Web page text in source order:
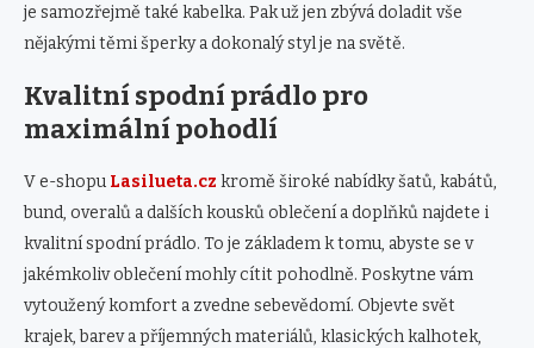
je samozřejmě také kabelka. Pak už jen zbývá doladit vše
nějakými těmi šperky a dokonalý styl je na světě.
Kvalitní spodní prádlo pro
maximální pohodlí
V e-shopu Lasilueta.cz kromě široké nabídky šatů, kabátů,
bund, overalů a dalších kousků oblečení a doplňků najdete i
kvalitní spodní prádlo. To je základem k tomu, abyste se v
jakémkoliv oblečení mohly cítit pohodlně. Poskytne vám
vytoužený komfort a zvedne sebevědomí. Objevte svět
krajek, barev a příjemných materiálů, klasických kalhotek,